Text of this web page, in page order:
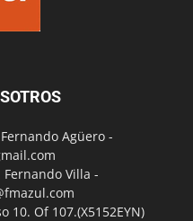
Agüero -
Villa -
10. Of 107.(X5152EYN)